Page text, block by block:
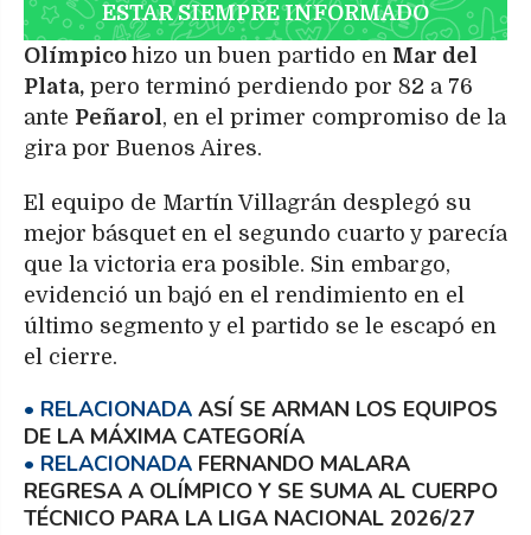
ESTAR SIEMPRE INFORMADO
Olímpico hizo un buen partido en Mar del
Plata, pero terminó perdiendo por 82 a 76
ante Peñarol, en el primer compromiso de la
gira por Buenos Aires.
El equipo de Martín Villagrán desplegó su
mejor básquet en el segundo cuarto y parecía
que la victoria era posible. Sin embargo,
evidenció un bajó en el rendimiento en el
último segmento y el partido se le escapó en
el cierre.
ASÍ SE ARMAN LOS EQUIPOS
DE LA MÁXIMA CATEGORÍA
FERNANDO MALARA
REGRESA A OLÍMPICO Y SE SUMA AL CUERPO
TÉCNICO PARA LA LIGA NACIONAL 2026/27